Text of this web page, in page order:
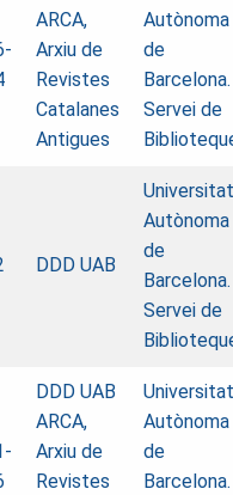
ARCA,
Arxiu de
Revistes
Catalanes
Antigues
Autònoma
de
Barcelona.
Servei de
DDD UAB
Universitat
Autònoma
de
Barcelona.
Servei de
DDD UAB
ARCA,
Arxiu de
Revistes
Universitat
Autònoma
de
Barcelona.